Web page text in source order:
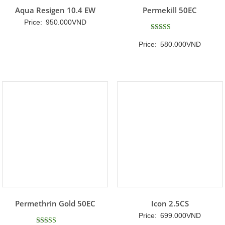
Aqua Resigen 10.4 EW
Price: 950.000VND
Permekill 50EC
hạng
Price: 580.000VND
Permethrin Gold 50EC Icon 2.5CS
Price: 699.000VND